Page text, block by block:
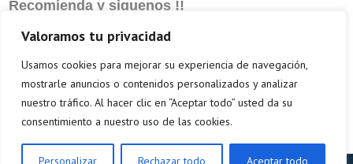
Valoramos tu privacidad
Usamos cookies para mejorar su experiencia de navegación,
mostrarle anuncios o contenidos personalizados y analizar
nuestro tráfico. Al hacer clic en “Aceptar todo” usted da su
consentimiento a nuestro uso de las cookies.
Personalizar Rechazar todo Aceptar todo
Recomienda y siguenos !!